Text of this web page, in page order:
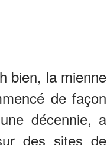
bien, la mienne
de façon
décennie, a
des sites de